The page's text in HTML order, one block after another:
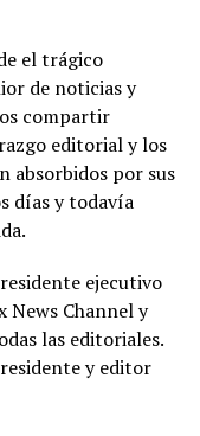
el trágico
de noticias y
compartir
editorial y los
absorbidos por sus
días y todavía
ejecutivo
News Channel y
las editoriales.
y editor